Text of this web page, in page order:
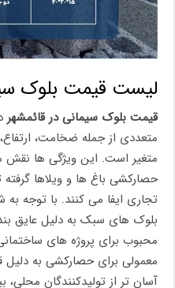
لیست قیمت بلوک
قیمت بلوک سیمانی در قائمشهر
متعددی از جمله ضخامت،
متغیر است. این ویژگی ها نقش
حصارکشی باغ ها و ویلاها
تجاری ایفا می کنند. با توجه
بلوک های سبک به دلیل عایق
محبوب برای پروژه های
معمولی برای حصارکشی به
آسان تر از تولیدکنندگان محلی،